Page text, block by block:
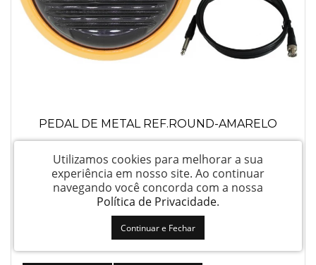
PEDAL DE METAL REF.ROUND-AMARELO
Login para ver preço
Utilizamos cookies para melhorar a sua
experiência em nosso site. Ao continuar
navegando você concorda com a nossa
Política de Privacidade.
Continuar e Fechar